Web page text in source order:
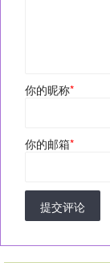
你的昵称*
你的邮箱*
提交评论